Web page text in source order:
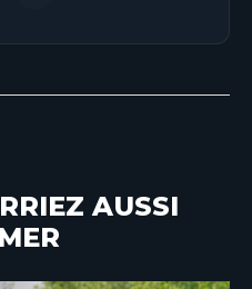
AUSSI